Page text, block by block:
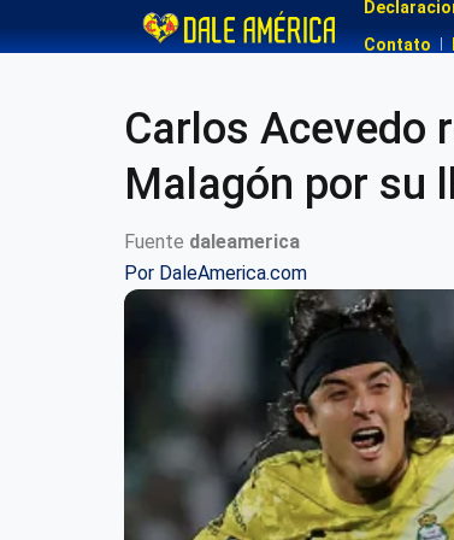
Contato
Carlos Acevedo
Malagón por su
Fuente daleamerica
Por DaleAmerica.com